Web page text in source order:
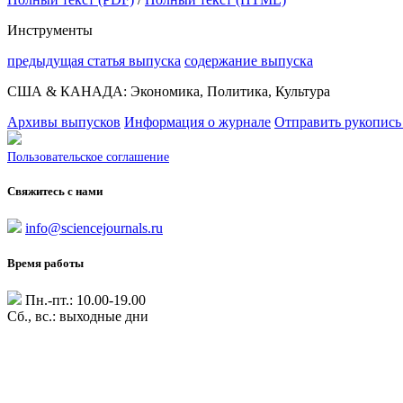
Инструменты
предыдущая статья выпуска содержание выпуска
США & КАНАДА: Экономика, Политика, Культура
Архивы выпусков Информация о журнале Отправить
Пользовательское соглашение
Свяжитесь с нами
info@sciencejournals.ru
Время работы
Пн.-пт.: 10.00-19.00
Сб., вс.: выходные дни